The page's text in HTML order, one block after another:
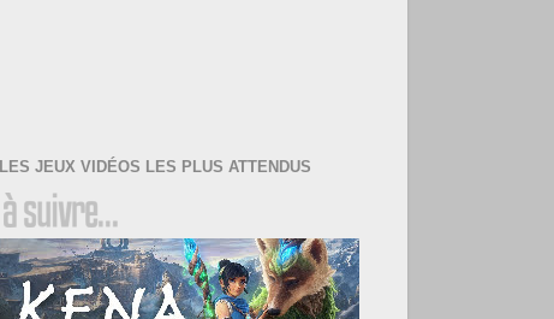
LES JEUX VIDÉOS LES PLUS ATTENDUS